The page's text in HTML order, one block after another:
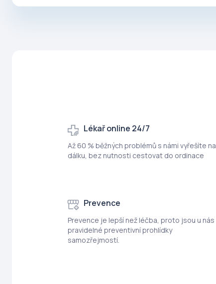
Lékař online 24/7
Až 60 % běžných problémů s námi vyřešíte na
dálku, bez nutnosti cestovat do ordinace
Prevence
Prevence je lepší než léčba, proto jsou u nás
pravidelné preventivní prohlídky
samozřejmostí.